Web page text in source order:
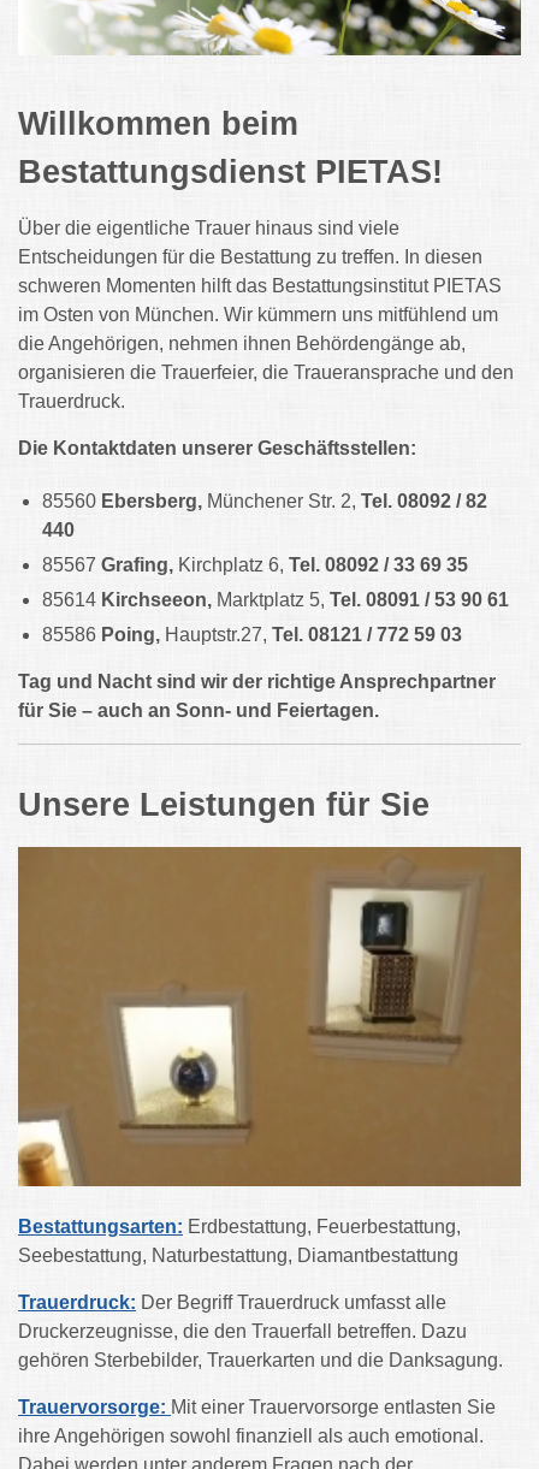
Willkommen beim
Bestattungsdienst PIETAS!
Über die eigentliche Trauer hinaus sind viele
Entscheidungen für die Bestattung zu treffen. In diesen
schweren Momenten hilft das Bestattungsinstitut PIETAS
im Osten von München. Wir kümmern uns mitfühlend um
die Angehörigen, nehmen ihnen Behördengänge ab,
organisieren die Trauerfeier, die Traueransprache und den
Trauerdruck.
Die Kontaktdaten unserer Geschäftsstellen:
85560 Ebersberg, Münchener Str. 2, Tel. 08092 / 82
440
85567 Grafing, Kirchplatz 6, Tel. 08092 / 33 69 35
85614 Kirchseeon, Marktplatz 5, Tel. 08091 / 53 90 61
85586 Poing, Hauptstr.27, Tel. 08121 / 772 59 03
Tag und Nacht sind wir der richtige Ansprechpartner
für Sie – auch an Sonn- und Feiertagen.
Unsere Leistungen für Sie
Bestattungsarten: Erdbestattung, Feuerbestattung,
Seebestattung, Naturbestattung, Diamantbestattung
Trauerdruck: Der Begriff Trauerdruck umfasst alle
Druckerzeugnisse, die den Trauerfall betreffen. Dazu
gehören Sterbebilder, Trauerkarten und die Danksagung.
Trauervorsorge: Mit einer Trauervorsorge entlasten Sie
ihre Angehörigen sowohl finanziell als auch emotional.